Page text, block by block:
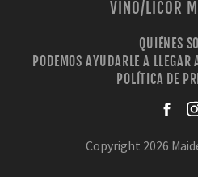
VINO/LICOR
QUIÉNES
PODEMOS AYUDARLE A LLEGAR
POLÍTICA DE
Copyright 2026